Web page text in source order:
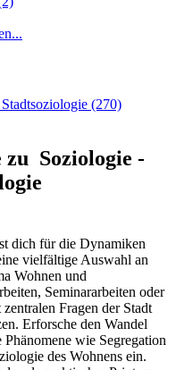
(270)
zu Soziologie -
dich für die Dynamiken
vielfältige Auswahl an
Wohnen und
Seminararbeiten oder
Fragen der Stadt
Erforsche den Wandel
wie Segregation
des Wohnens ein.